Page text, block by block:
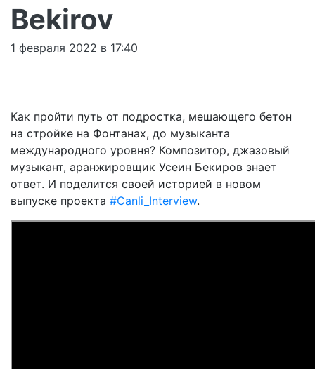
Bekirov
1 февраля 2022 в 17:40
Как пройти путь от подростка, мешающего бетон
на стройке на Фонтанах, до музыканта
международного уровня? Композитор, джазовый
музыкант, аранжировщик Усеин Бекиров знает
ответ. И поделится своей историей в новом
выпуске проекта #Canli_Interview.